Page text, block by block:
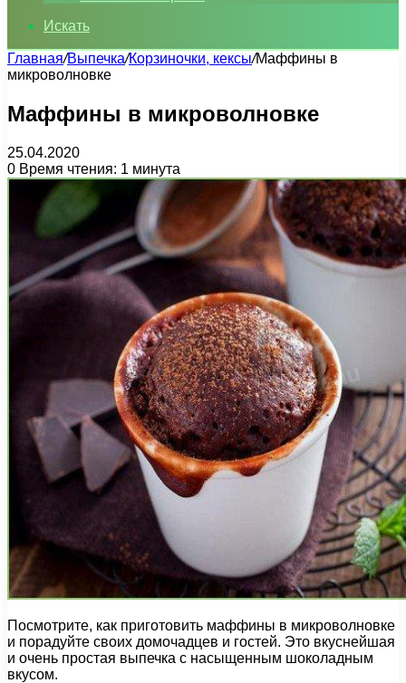
Искать
Главная/Выпечка/Корзиночки, кексы/Маффины в
микроволновке
Маффины в микроволновке
25.04.2020
0 Время чтения: 1 минута
Посмотрите, как приготовить маффины в микроволновке
и порадуйте своих домочадцев и гостей. Это вкуснейшая
и очень простая выпечка с насыщенным шоколадным
вкусом.